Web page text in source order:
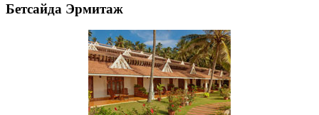
Бетсайда Эрмитаж